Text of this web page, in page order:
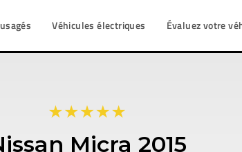
Véhicules électriques Évaluez votre
Micra 2015